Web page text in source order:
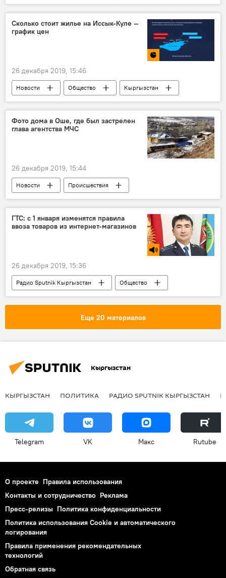
Происшествия
Кадамджайский район
мошенничество
побег
колония
Сколько стоит жилье на Иссык-Куле —
график цен
26 декабря 2019, 15:46
Новости Общество
Кыргызстан
экономика
Инфографика
Мультимедиа
Иссык-Куль
недвижимость
квартира
Фото дома в Оше, где был застрелен
глава агентства МЧС
26 декабря 2019, 15:44
Новости
Происшествия
Кыргызстан
Ош
убийство
МЧС
ГТС: с 1 января изменятся правила
ввоза товаров из интернет-магазинов
26 декабря 2019, 15:36
Радио Sputnik Кыргызстан
Общество
Кыргызстан
ЕАЭС
правила
посылка
экономика
Еще 20 материалов
Кыргызстан
КЫРГЫЗСТАН ПОЛИТИКА РАДИО SPUTNIK КЫРГЫЗСТАН
Telegram VK Макс Rutube
О проекте Правила использования
Контакты и сотрудничество Реклама
Пресс-релизы Политика конфиденциальности
Политика использования Cookie и автоматического
логирования
Правила применения рекомендательных
технологий
Обратная связь